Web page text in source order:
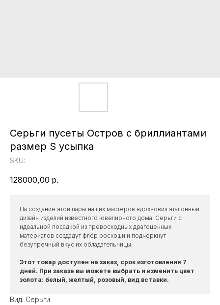
Серьги пусеты Остров с бриллиантами
размер S усыпка
SKU:
128000,00 р.
На создание этой пары наших мастеров вдохновил эталонный
дизайн изделий известного ювелирного дома. Серьги с
идеальной посадкой из превосходных драгоценных
материалов создадут флёр роскоши и подчеркнут
безупречный вкус их обладательницы.
Этот товар доступен на заказ, срок изготовления 7
дней. При заказе вы можете выбрать и изменить цвет
золота: белый, желтый, розовый, вид вставки.
Вид: Серьги